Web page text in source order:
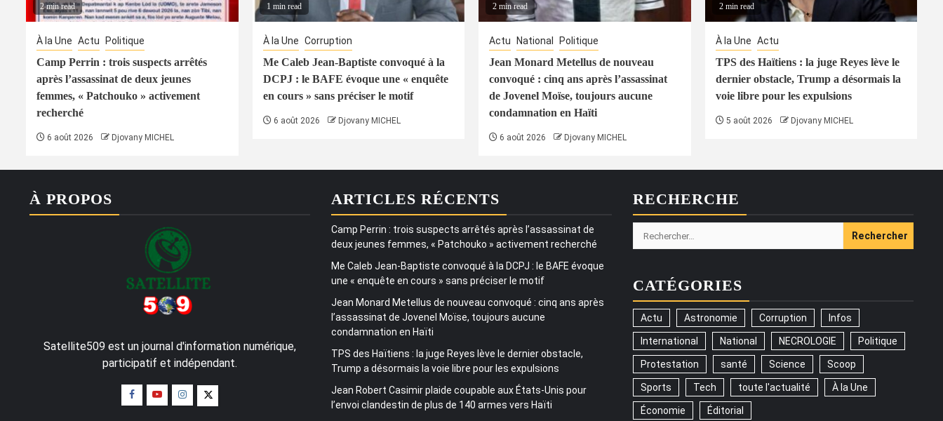
2 min read
À la Une Actu Politique
Camp Perrin : trois suspects arrêtés
après l’assassinat de deux jeunes
femmes, « Patchouko » activement
recherché
6 août 2026 Djovany MICHEL
1 min read
À la Une Corruption
Me Caleb Jean-Baptiste convoqué à la
DCPJ : le BAFE évoque une « enquête
en cours » sans préciser le motif
6 août 2026 Djovany MICHEL
2 min read
Actu National Politique
Jean Monard Metellus de nouveau
convoqué : cinq ans après l’assassinat
de Jovenel Moïse, toujours aucune
condamnation en Haïti
6 août 2026 Djovany MICHEL
2 min read
À la Une Actu
TPS des Haïtiens : la juge Reyes lève le
dernier obstacle, Trump a désormais la
voie libre pour les expulsions
5 août 2026 Djovany MICHEL
À PROPOS
Satellite509 est un journal d'information numérique,
participatif et indépendant.
ARTICLES RÉCENTS
Camp Perrin : trois suspects arrêtés après l’assassinat de
deux jeunes femmes, « Patchouko » activement recherché
Me Caleb Jean-Baptiste convoqué à la DCPJ : le BAFE évoque
une « enquête en cours » sans préciser le motif
Jean Monard Metellus de nouveau convoqué : cinq ans après
l’assassinat de Jovenel Moïse, toujours aucune
condamnation en Haïti
TPS des Haïtiens : la juge Reyes lève le dernier obstacle,
Trump a désormais la voie libre pour les expulsions
Jean Robert Casimir plaide coupable aux États-Unis pour
l’envoi clandestin de plus de 140 armes vers Haïti
RECHERCHE
Rechercher :
CATÉGORIES
Actu Astronomie Corruption Infos
International National NECROLOGIE Politique
Protestation santé Science Scoop
Sports Tech toute l'actualité À la Une
Économie Éditorial